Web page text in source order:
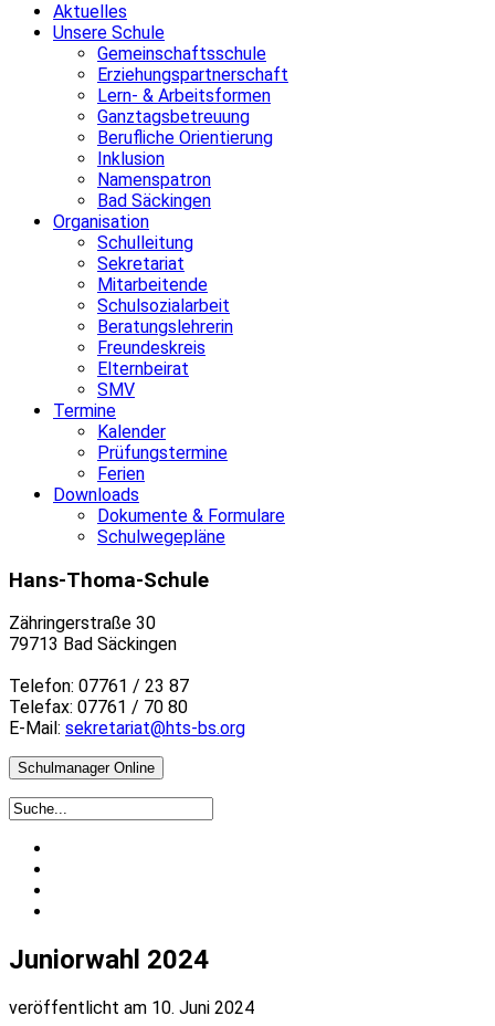
Aktuelles
Unsere Schule
Gemeinschaftsschule
Erziehungspartnerschaft
Lern- & Arbeitsformen
Ganztagsbetreuung
Berufliche Orientierung
Inklusion
Namenspatron
Bad Säckingen
Organisation
Schulleitung
Sekretariat
Mitarbeitende
Schulsozialarbeit
Beratungslehrerin
Freundeskreis
Elternbeirat
SMV
Termine
Kalender
Prüfungstermine
Ferien
Downloads
Dokumente & Formulare
Schulwegepläne
Hans-Thoma-Schule
Zähringerstraße 30
79713 Bad Säckingen
Telefon: 07761 / 23 87
Telefax: 07761 / 70 80
E-Mail: sekretariat@hts-bs.org
Schulmanager Online
Juniorwahl 2024
veröffentlicht am 10. Juni 2024